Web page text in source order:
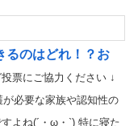
るのはどれ！？お
票にご協力ください ↓
必要な家族や認知性の
よね(´・ω・`) 特に寝た